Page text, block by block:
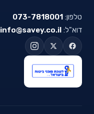
טלפון: 073-7818001
דוא"ל: info@savey.co.il